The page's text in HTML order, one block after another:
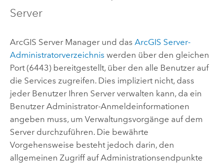
Server
ArcGIS Server Manager und das ArcGIS Server-
Administratorverzeichnis werden über den gleichen
Port (6443) bereitgestellt, über den alle Benutzer auf
die Services zugreifen. Dies impliziert nicht, dass
jeder Benutzer Ihren Server verwalten kann, da ein
Benutzer Administrator-Anmeldeinformationen
angeben muss, um Verwaltungsvorgänge auf dem
Server durchzuführen. Die bewährte
Vorgehensweise besteht jedoch darin, den
allgemeinen Zugriff auf Administrationsendpunkte